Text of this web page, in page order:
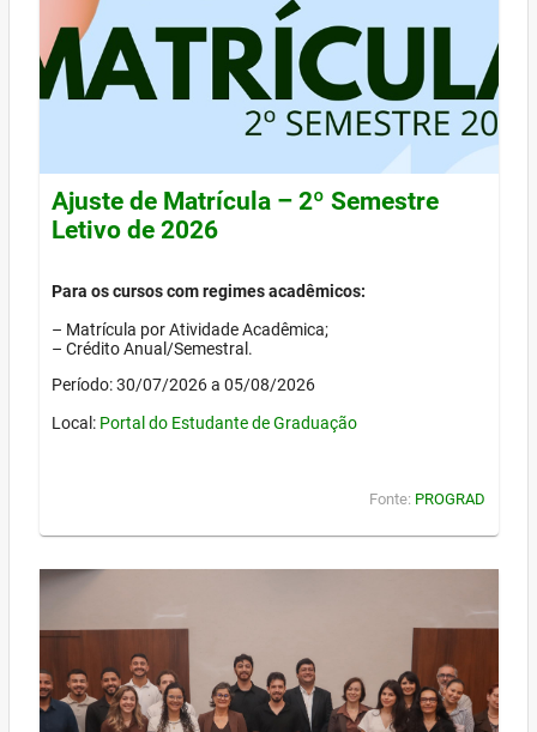
Ajuste de Matrícula – 2º Semestre
Letivo de 2026
Para os cursos com regimes acadêmicos:
– Matrícula por Atividade Acadêmica;
– Crédito Anual/Semestral.
Período: 30/07/2026 a 05/08/2026
Local: Portal do Estudante de Graduação
Fonte: PROGRAD